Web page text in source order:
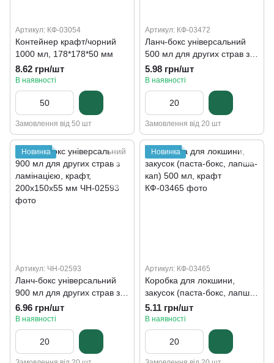
Артикул: КФ-03054
Контейнер крафт/чорний
1000 мл, 178*178*50 мм
8.62 грн/шт
В наявності
Замовлення від 50 шт
Артикул: КФ-03472
Ланч-бокс універсальний
500 мл для других страв з
ламінацією, крафт,
150х110х55 мм
5.98 грн/шт
В наявності
Замовлення від 20 шт
Новинка
Артикул: ЧН-02593
Ланч-бокс універсальний
900 мл для других страв з
ламінацією, крафт,
200х150х55 мм
6.96 грн/шт
В наявності
Новинка
Артикул: КФ-03465
Коробка для локшини,
закусок (паста-бокс, лапша-
кап) 500 мл, крафт
5.11 грн/шт
В наявності